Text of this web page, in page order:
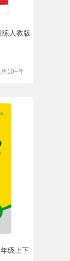
人教版
售10+件
级上下